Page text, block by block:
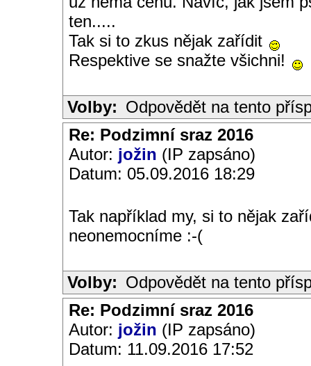
ten.....
Tak si to zkus nějak zařídit
Respektive se snažte všichni!
Volby: Odpovědět na tento
Re: Podzimní sraz 2016
Autor: jožin (IP zapsáno)
Datum: 05.09.2016 18:29
Tak například my, si to nějak
neonemocníme :-(
Volby: Odpovědět na tento
Re: Podzimní sraz 2016
Autor: jožin (IP zapsáno)
Datum: 11.09.2016 17:52